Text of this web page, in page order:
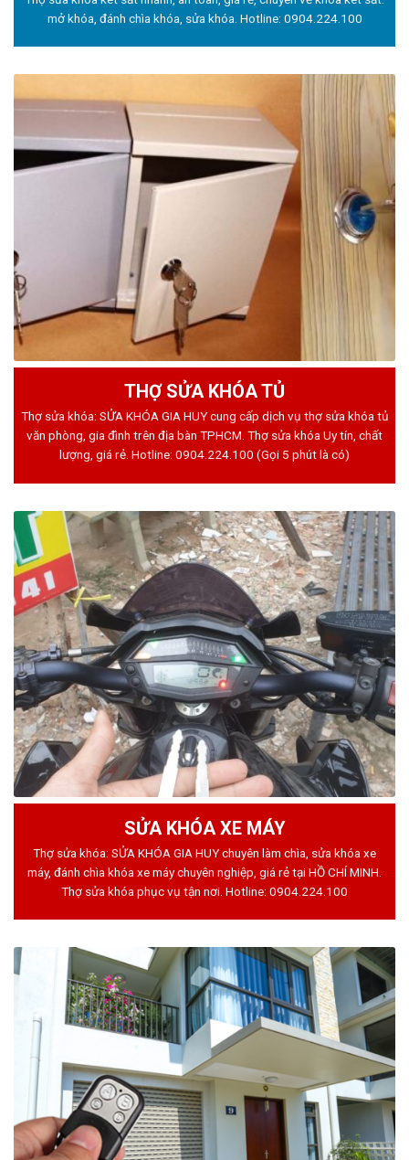
mở khóa, đánh chìa khóa, sửa khóa. Hotline: 0904.224.100
THỢ SỬA KHÓA TỦ
Thợ sửa khóa: SỬA KHÓA GIA HUY cung cấp dịch vụ thợ sửa khóa tủ
văn phòng, gia đình trên địa bàn TPHCM. Thợ sửa khóa Uy tín, chất
lượng, giá rẻ. Hotline: 0904.224.100 (Gọi 5 phút là có)
SỬA KHÓA XE MÁY
Thợ sửa khóa: SỬA KHÓA GIA HUY chuyên làm chìa, sửa khóa xe
máy, đánh chìa khóa xe máy chuyên nghiệp, giá rẻ tại HỒ CHÍ MINH.
Thợ sửa khóa phục vụ tận nơi. Hotline: 0904.224.100